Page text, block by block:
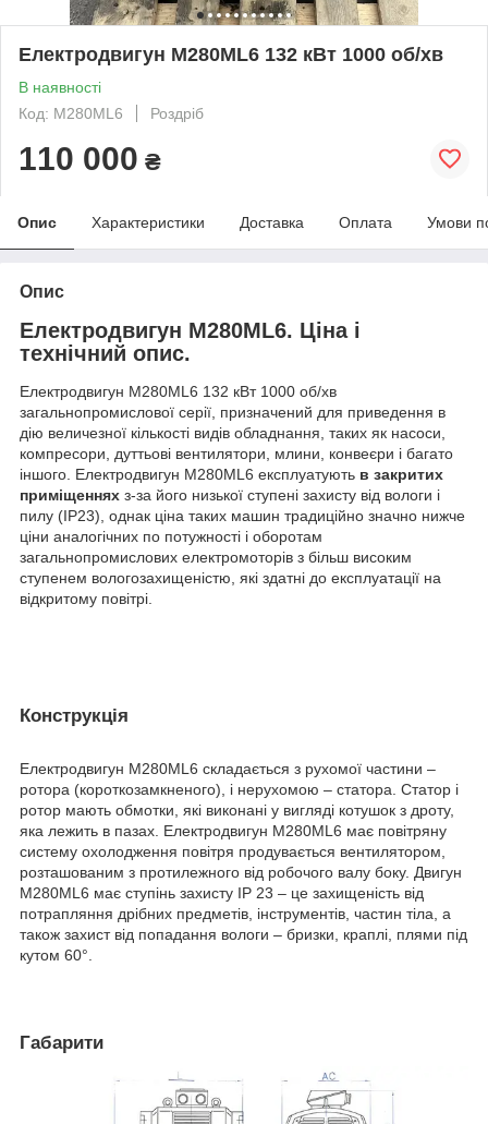
Електродвигун М280ML6 132 кВт 1000 об/хв
В наявності
Код: М280ML6
Роздріб
110 000 ₴
Опис Характеристики Доставка Оплата Умови
Опис
Електродвигун М280ML6. Ціна і
технічний опис.
Електродвигун М280ML6 132 кВт 1000 об/хв
загальнопромислової серії, призначений для приведення в
дію величезної кількості видів обладнання, таких як насоси,
компресори, дуттьові вентилятори, млини, конвеєри і багато
іншого. Електродвигун М280ML6 експлуатують в закритих
приміщеннях з-за його низької ступені захисту від вологи і
пилу (IP23), однак ціна таких машин традиційно значно нижче
ціни аналогічних по потужності і оборотам
загальнопромислових електромоторів з більш високим
ступенем вологозахищеністю, які здатні до експлуатації на
відкритому повітрі.
Конструкція
Електродвигун М280ML6 складається з рухомої частини –
ротора (короткозамкненого), і нерухомою – статора. Статор і
ротор мають обмотки, які виконані у вигляді котушок з дроту,
яка лежить в пазах. Електродвигун М280ML6 має повітряну
систему охолодження повітря продувається вентилятором,
розташованим з протилежного від робочого валу боку. Двигун
М280ML6 має ступінь захисту IP 23 – це захищеність від
потрапляння дрібних предметів, інструментів, частин тіла, а
також захист від попадання вологи – бризки, краплі, плями під
кутом 60°.
Габарити